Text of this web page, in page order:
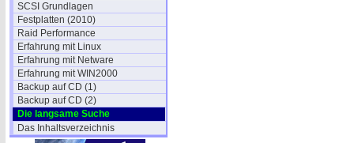
SCSI Grundlagen
Festplatten (2010)
Raid Performance
Erfahrung mit Linux
Erfahrung mit Netware
Erfahrung mit WIN2000
Backup auf CD (1)
Backup auf CD (2)
Die langsame Suche
Das Inhaltsverzeichnis